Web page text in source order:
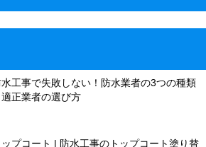
水工事で失敗しない！防水業者の3つの種類
適正業者の選び方
ップコート | 防水工事のトップコート塗り替